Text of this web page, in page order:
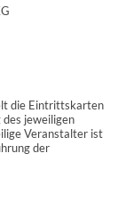
die Eintrittskarten
des jeweiligen
Veranstalter ist
der